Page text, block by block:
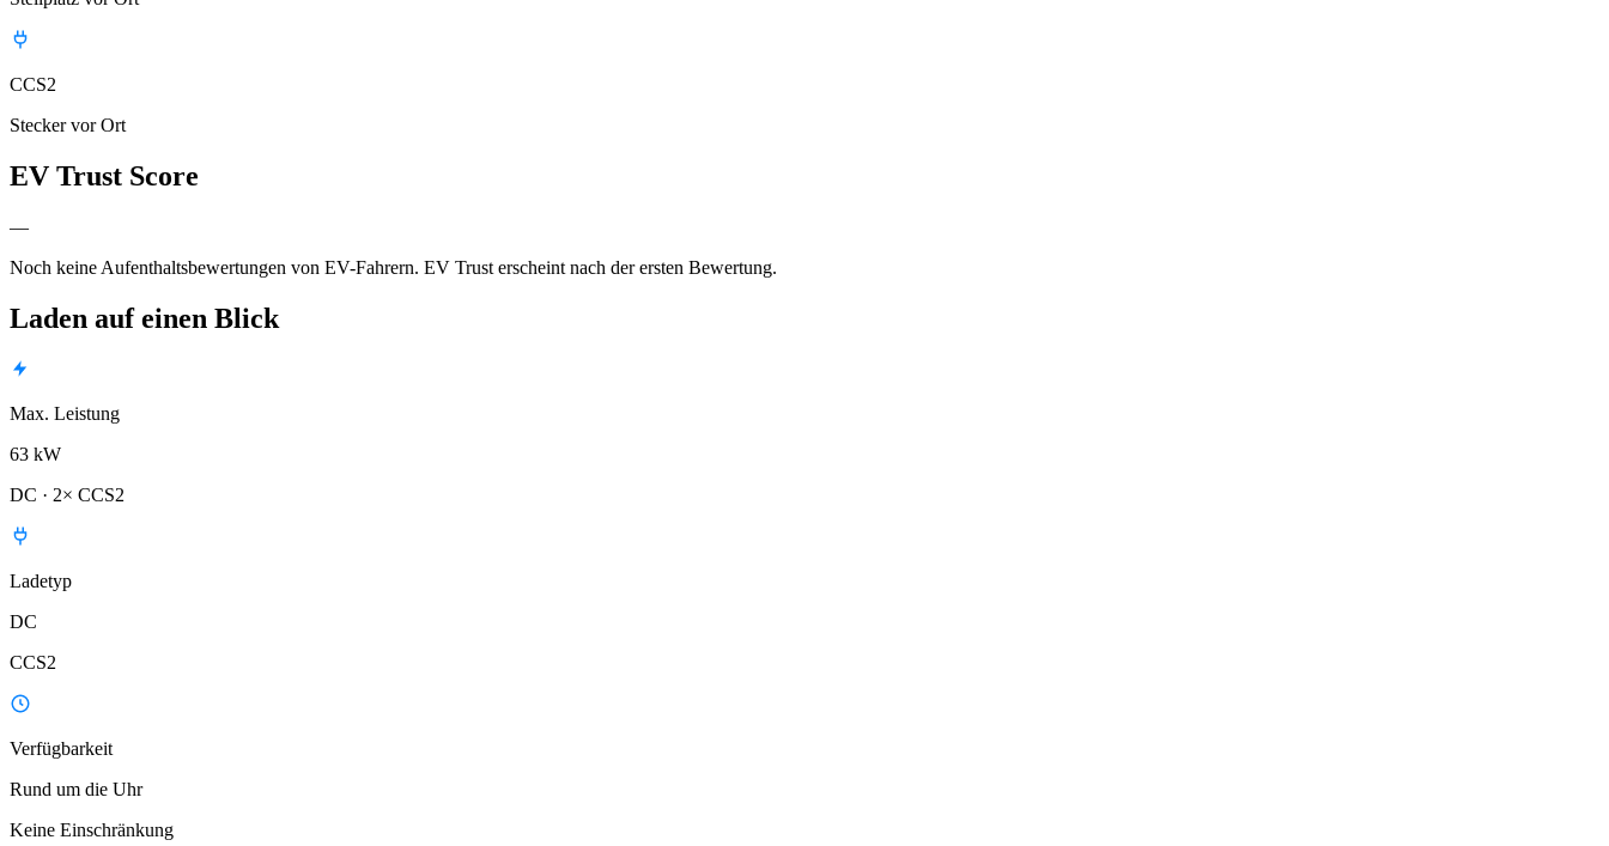
CCS2
Stecker vor Ort
EV Trust Score
—
Noch keine Aufenthaltsbewertungen von EV-Fahrern. EV Trust erscheint nach der ersten Bewertung.
Laden auf einen Blick
Max. Leistung
63 kW
DC · 2× CCS2
Ladetyp
DC
CCS2
Verfügbarkeit
Rund um die Uhr
Keine Einschränkung